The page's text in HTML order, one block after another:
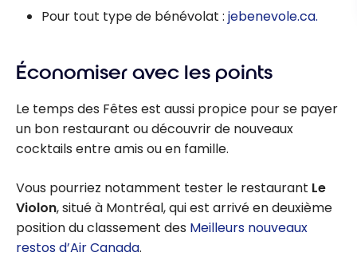
Pour tout type de bénévolat : jebenevole.ca.
Économiser avec les points
Le temps des Fêtes est aussi propice pour se payer
un bon restaurant ou découvrir de nouveaux
cocktails entre amis ou en famille.
Vous pourriez notamment tester le restaurant Le
Violon, situé à Montréal, qui est arrivé en deuxième
position du classement des Meilleurs nouveaux
restos d’Air Canada.